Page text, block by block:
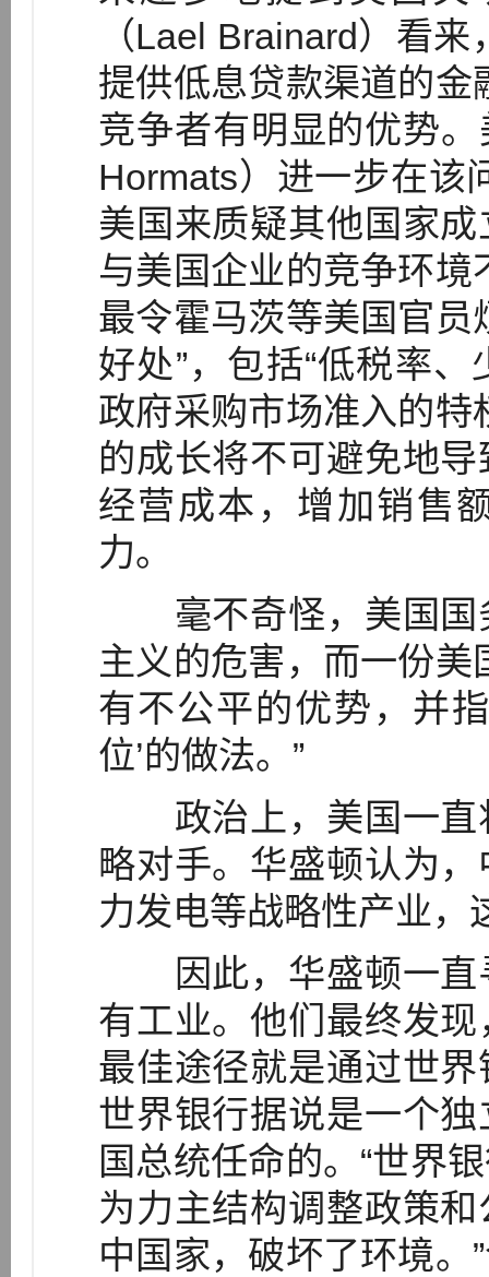
（Lael Brainard）看
提供低息贷款渠道的金
竞争者有明显的优势
Hormats）进一步在该
美国来质疑其他国家
与美国企业的竞争环境
最令霍马茨等美国官员
好处”，包括“低税率
政府采购市场准入的特
的成长将不可避免地
经营成本，增加销售
力。
毫不奇怪，美国国
主义的危害，而一份美
有不公平的优势，并
位’的做法。”
政治上，美国一直
略对手。华盛顿认为
力发电等战略性产业，
因此，华盛顿一直
有工业。他们最终发
最佳途径就是通过世
世界银行据说是一个
国总统任命的。“世界
为力主结构调整政策
中国家，破坏了环境。